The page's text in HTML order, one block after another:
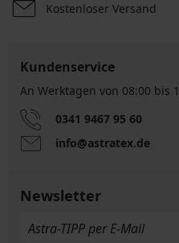
Kostenloser Versand
Kundenservice
An Werktagen von 08:00 bis
0341 9467 95 60
info@astratex.de
Newsletter